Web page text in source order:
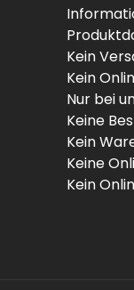
Kein
Kein
Nur bei
Keine
Kein
Keine
Kein